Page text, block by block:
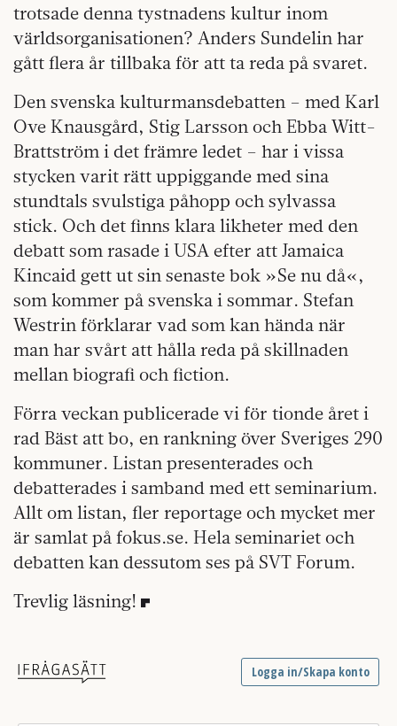
trotsade denna tystnadens kultur inom
världsorganisationen? Anders Sundelin har
gått flera år tillbaka för att ta reda på svaret.
Den svenska kulturmansdebatten – med Karl
Ove Knausgård, Stig Larsson och Ebba Witt-
Brattström i det främre ledet – har i vissa
stycken varit rätt uppiggande med sina
stundtals svulstiga påhopp och sylvassa
stick. Och det finns klara likheter med den
debatt som rasade i USA efter att Jamaica
Kincaid gett ut sin senaste bok »Se nu då«,
som kommer på svenska i sommar. Stefan
Westrin förklarar vad som kan hända när
man har svårt att hålla reda på skillnaden
mellan biografi och fiction.
Förra veckan publicerade vi för tionde året i
rad Bäst att bo, en rankning över Sveriges 290
kommuner. Listan presenterades och
debatterades i samband med ett seminarium.
Allt om listan, fler reportage och mycket mer
är samlat på fokus.se. Hela seminariet och
debatten kan dessutom ses på SVT Forum.
Trevlig läsning!